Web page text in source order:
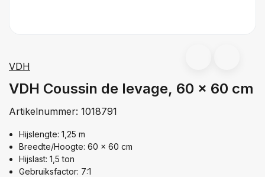
VDH
VDH Coussin de levage, 60 x 60 cm
Artikelnummer: 1018791
Hijslengte: 1,25 m
Breedte/Hoogte: 60 x 60 cm
Hijslast: 1,5 ton
Gebruiksfactor: 7:1